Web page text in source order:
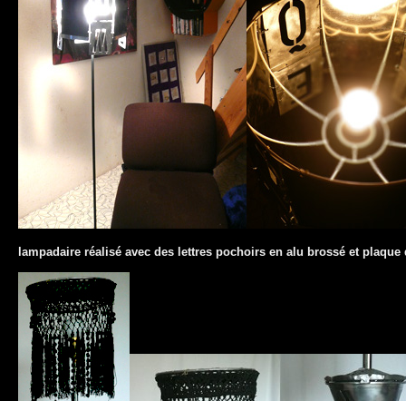
lampadaire réalisé avec des lettres pochoirs en alu brossé et